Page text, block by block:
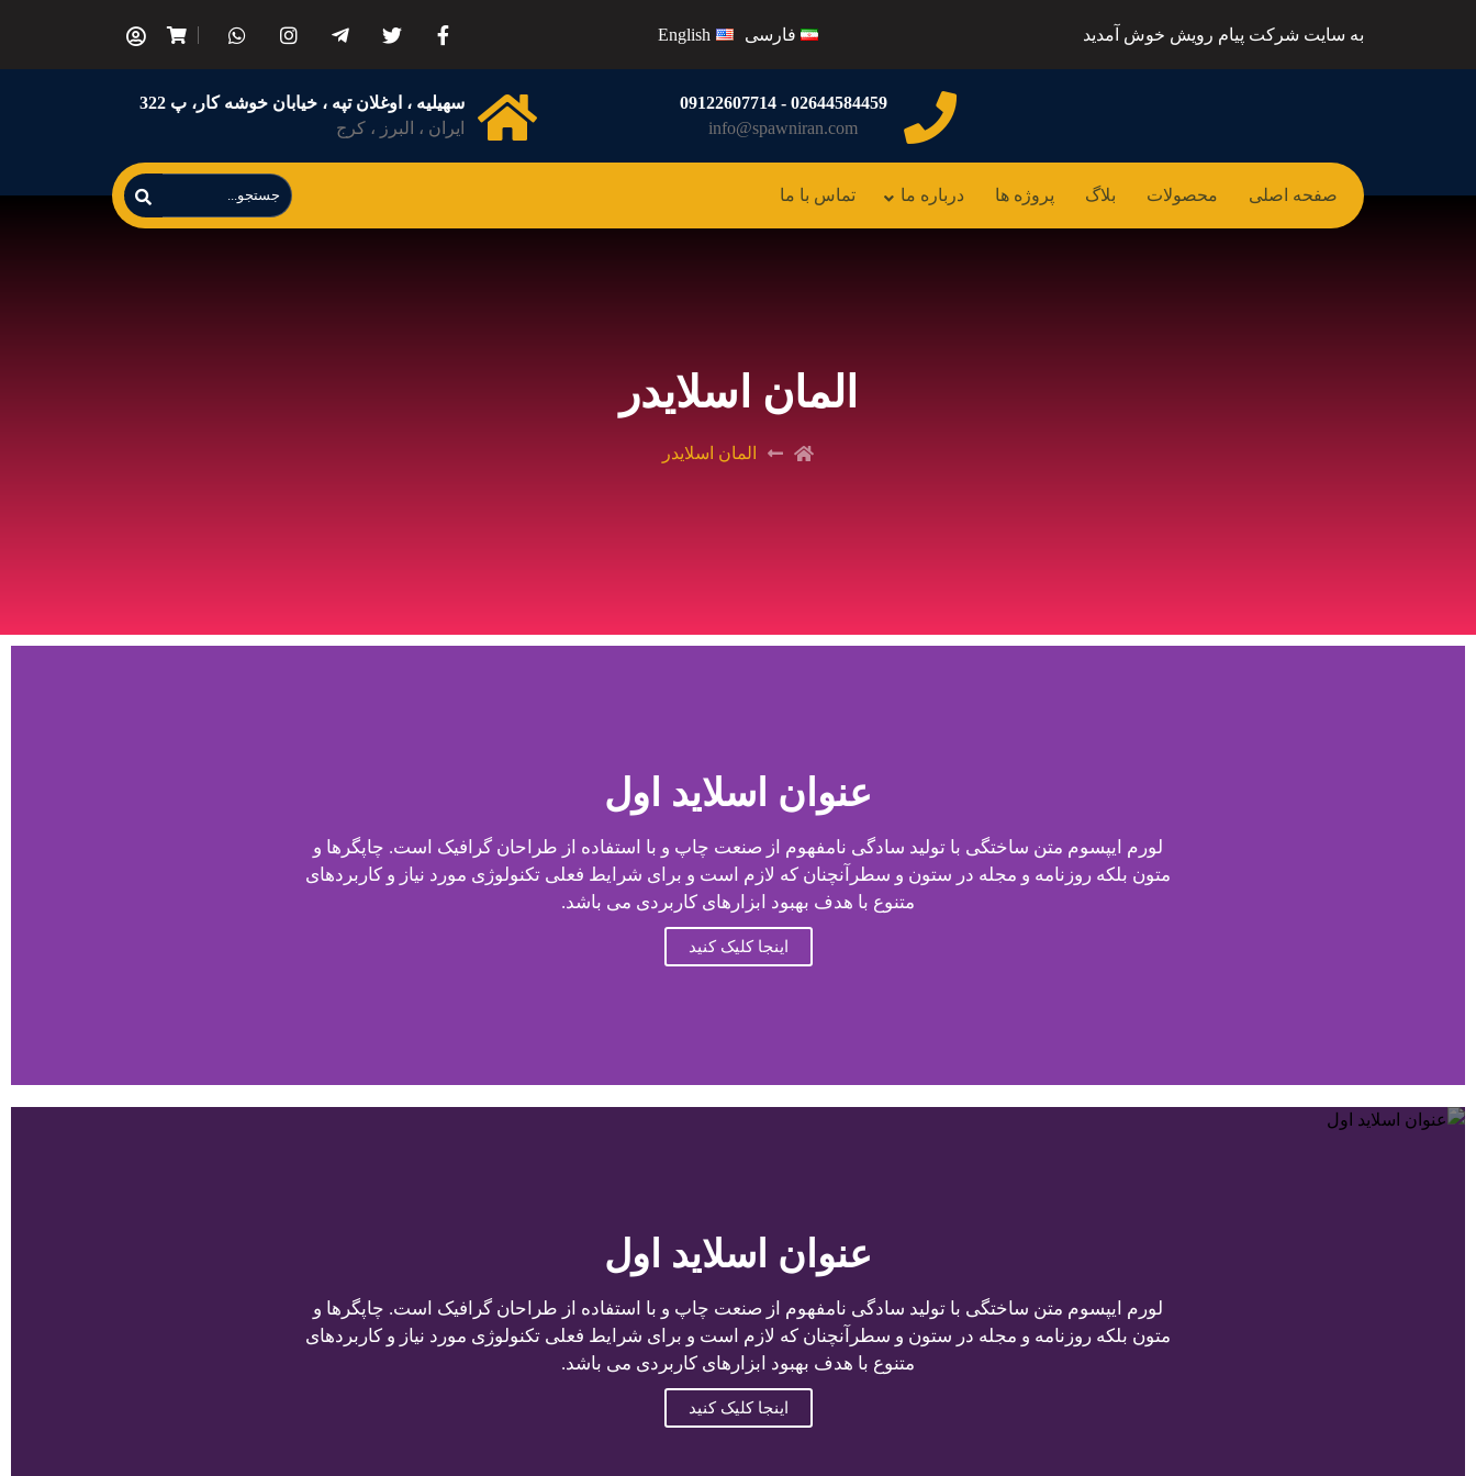
به سایت شرکت پیام رویش خوش آمدید فارسی English
02644584459 - 09122607714
info@spawniran.com
سهیلیه ، اوغلان تپه ، خیابان خوشه کار، پ 322
ایران ، البرز ، کرج
صفحه اصلی محصولات بلاگ پروژه ها درباره ما تماس با ما
المان اسلایدر
المان اسلایدر
عنوان اسلاید اول
لورم ایپسوم متن ساختگی با تولید سادگی نامفهوم از صنعت چاپ و با استفاده از طراحان گرافیک است. چاپگرها و
متون بلکه روزنامه و مجله در ستون و سطرآنچنان که لازم است و برای شرایط فعلی تکنولوژی مورد نیاز و کاربردهای
متنوع با هدف بهبود ابزارهای کاربردی می باشد.
اینجا کلیک کنید
عنوان اسلاید اول
لورم ایپسوم متن ساختگی با تولید سادگی نامفهوم از صنعت چاپ و با استفاده از طراحان گرافیک است. چاپگرها و
متون بلکه روزنامه و مجله در ستون و سطرآنچنان که لازم است و برای شرایط فعلی تکنولوژی مورد نیاز و کاربردهای
متنوع با هدف بهبود ابزارهای کاربردی می باشد.
اینجا کلیک کنید